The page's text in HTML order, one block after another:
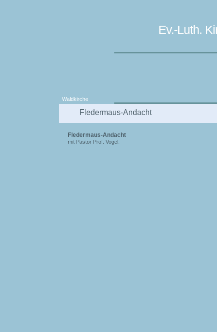
Ev.-Luth.
Waldkirche
Fledermaus-Andacht
Fledermaus-Andacht
mit Pastor Prof. Vogel.